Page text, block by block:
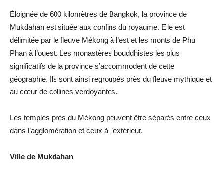
Éloignée de 600 kilomètres de Bangkok, la province de
Mukdahan est située aux confins du royaume. Elle est
délimitée par le fleuve Mékong à l’est et les monts de Phu
Phan à l’ouest. Les monastères bouddhistes les plus
significatifs de la province s’accommodent de cette
géographie. Ils sont ainsi regroupés près du fleuve mythique et
au cœur de collines verdoyantes.
Les temples près du Mékong peuvent être séparés entre ceux
dans l’agglomération et ceux à l’extérieur.
Ville de Mukdahan